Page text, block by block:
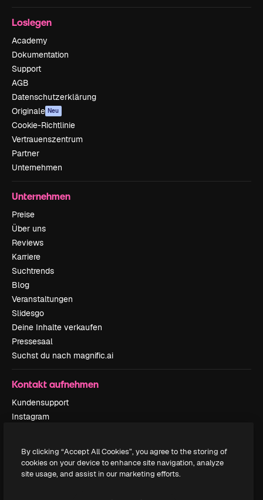
Loslegen
Academy
Dokumentation
Support
AGB
Datenschutzerklärung
Originale Neu
Cookie-Richtlinie
Vertrauenszentrum
Partner
Unternehmen
Unternehmen
Preise
Über uns
Reviews
Karriere
Suchtrends
Blog
Veranstaltungen
Slidesgo
Deine Inhalte verkaufen
Pressesaal
Suchst du nach magnific.ai
Kontakt aufnehmen
Kundensupport
Instagram
TikTok
Discord
By clicking “Accept All Cookies”, you agree to the storing of
cookies on your device to enhance site navigation, analyze
site usage, and assist in our marketing efforts.